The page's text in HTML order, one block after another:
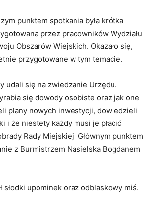
punktem spotkania była krótka
przez pracowników Wydziału
Obszarów Wiejskich. Okazało się,
przygotowane w tym temacie.
udali się na zwiedzanie Urzędu.
się dowody osobiste oraz jak one
plany nowych inwestycji, dowiedzieli
i że niestety każdy musi je płacić
Rady Miejskiej. Głównym punktem
z Burmistrzem Nasielska Bogdanem
słodki upominek oraz odblaskowy miś.